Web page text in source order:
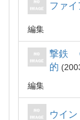
ファイ
編集
撃鉄
的
編集
ウイ